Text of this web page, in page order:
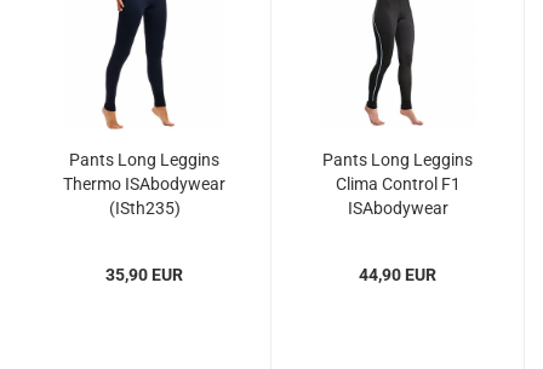
Pants Long Leggins
Thermo ISAbodywear
(ISth235)
35,90 EUR
Pants Long Leggins
Clima Control F1
ISAbodywear
44,90 EUR